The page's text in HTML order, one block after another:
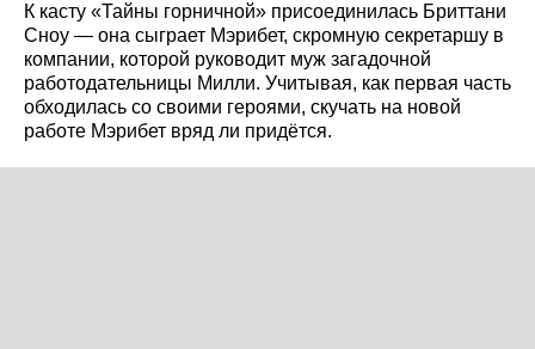
К касту «Тайны горничной» присоединилась Бриттани
Сноу — она сыграет Мэрибет, скромную секретаршу в
компании, которой руководит муж загадочной
работодательницы Милли. Учитывая, как первая часть
обходилась со своими героями, скучать на новой
работе Мэрибет вряд ли придётся.